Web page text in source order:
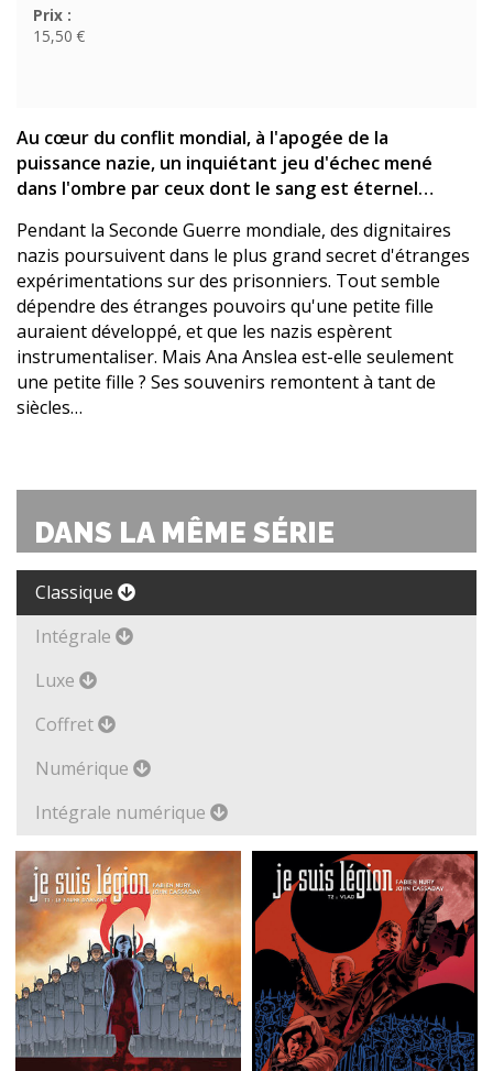
Prix :
15,50 €
Au cœur du conflit mondial, à l'apogée de la
puissance nazie, un inquiétant jeu d'échec mené
dans l'ombre par ceux dont le sang est éternel…
Pendant la Seconde Guerre mondiale, des dignitaires
nazis poursuivent dans le plus grand secret d'étranges
expérimentations sur des prisonniers. Tout semble
dépendre des étranges pouvoirs qu'une petite fille
auraient développé, et que les nazis espèrent
instrumentaliser. Mais Ana Anslea est-elle seulement
une petite fille ? Ses souvenirs remontent à tant de
siècles…
DANS LA MÊME SÉRIE
Classique
Intégrale
Luxe
Coffret
Numérique
Intégrale numérique